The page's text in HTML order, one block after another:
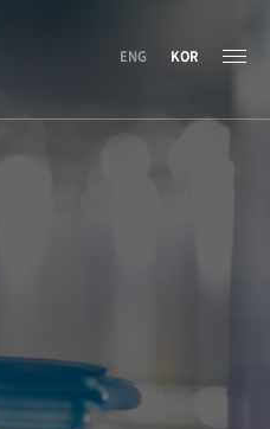
ENG KOR